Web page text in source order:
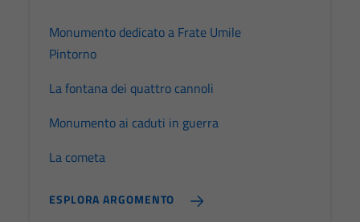
Monumento dedicato a Frate Umile
Pintorno
La fontana dei quattro cannoli
Monumento ai caduti in guerra
La cometa
ESPLORA ARGOMENTO